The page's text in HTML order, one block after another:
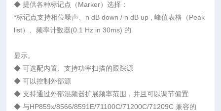
◆ 提供各种标记点（Marker）选择：
*标记点支持相位噪声、n dB down / n dB up , 峰值表格（Peak
list）、频率计数器(0.1 Hz in 30ms) 的
显示。
◆ 可选配内置、支持功率扫描的跟踪源
◆ 可以控制外部源
◆ 支持通过外部混频器扩展频率范围，并且可以调节偏置
◆ 与HP859x/8566/8591E/71100C/71200C/71209C 兼容的